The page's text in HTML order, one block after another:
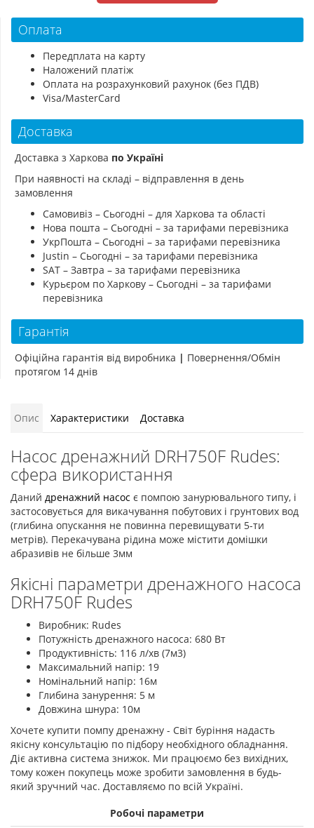
Оплата
Передплата на карту
Наложений платіж
Оплата на розрахунковий рахунок (без ПДВ)
Visa/MasterCard
Доставка
Доставка з Харкова по Україні
При наявності на складі – відправлення в день
замовлення
Самовивіз – Сьогодні – для Харкова та області
Нова пошта – Сьогодні – за тарифами перевізника
УкрПошта – Сьогодні – за тарифами перевізника
Justin – Сьогодні – за тарифами перевізника
SAT – Завтра – за тарифами перевізника
Курьєром по Харкову – Сьогодні – за тарифами
перевізника
Гарантія
Офіційна гарантія від виробника | Повернення/Обмін
протягом 14 днів
Опис Характеристики Доставка
Насос дренажний DRH750F Rudes:
сфера використання
Даний дренажний насос є помпою занурювального типу, і
застосовується для викачування побутових і грунтових вод
(глибина опускання не повинна перевищувати 5-ти
метрів). Перекачувана рідина може містити домішки
абразивів не більше 3мм
Якісні параметри дренажного насоса
DRH750F Rudes
Виробник: Rudes
Потужність дренажного насоса: 680 Вт
Продуктивність: 116 л/хв (7м3)
Максимальний напір: 19
Номінальний напір: 16м
Глибина занурення: 5 м
Довжина шнура: 10м
Хочете купити помпу дренажну - Світ буріння надасть
якісну консультацію по підбору необхідного обладнання.
Діє активна система знижок. Ми працюємо без вихідних,
тому кожен покупець може зробити замовлення в будь-
який зручний час. Доставляємо по всій Україні.
Робочі параметри